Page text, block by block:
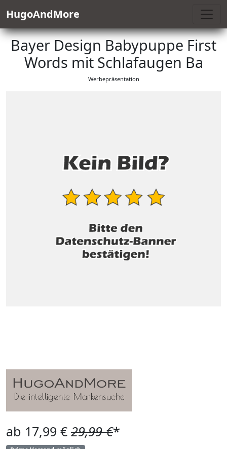
HugoAndMore
Bayer Design Babypuppe First
Words mit Schlafaugen Ba
Werbepräsentation
ab 17,99 € 29,99 €*